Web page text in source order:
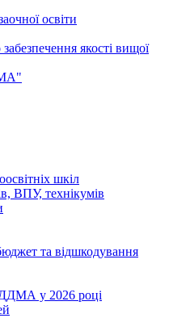
освіти
якості вищої
шкіл
ВПУ, технікумів
та відшкодування
у 2026 році